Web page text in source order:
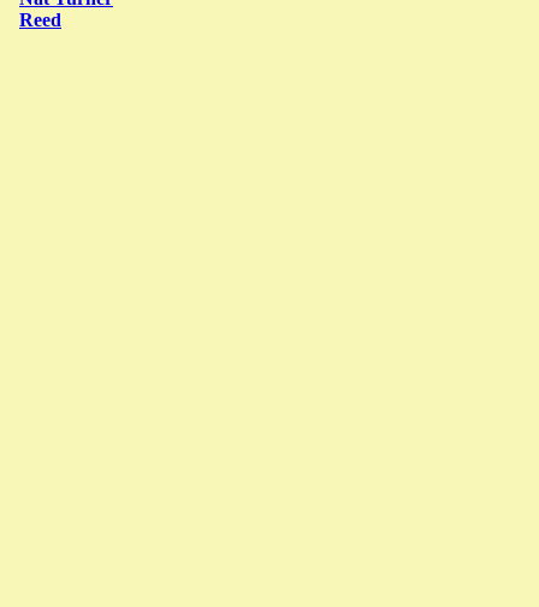
Reed